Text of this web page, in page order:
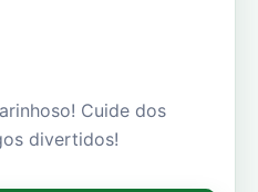
Cuide dos
divertidos!